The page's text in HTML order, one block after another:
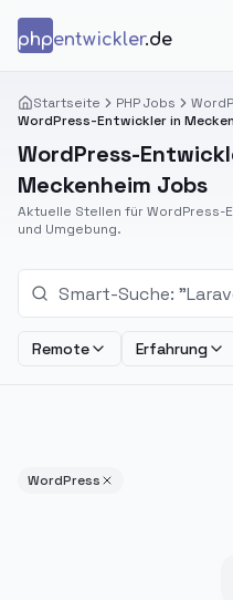
phpentwickler.de
Startseite PHP Jobs
WordPress-Entwickler in
WordPress-
Meckenheim Jobs
Aktuelle Stellen für WordPress-
und Umgebung.
Remote Erfahrung
WordPress